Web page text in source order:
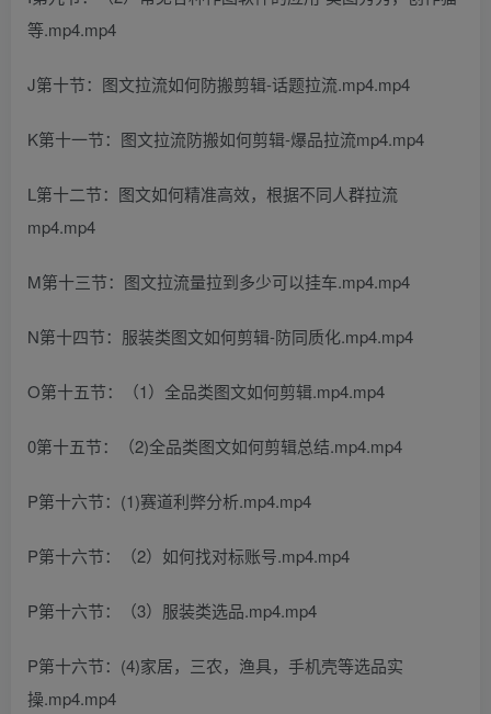
等.mp4.mp4
J第十节：图文拉流如何防搬剪辑-话题拉流.mp4.mp4
K第十一节：图文拉流防搬如何剪辑-爆品拉流mp4.mp4
L第十二节：图文如何精准高效，根据不同人群拉流
mp4.mp4
M第十三节：图文拉流量拉到多少可以挂车.mp4.mp4
N第十四节：服装类图文如何剪辑-防同质化.mp4.mp4
O第十五节：（1）全品类图文如何剪辑.mp4.mp4
0第十五节：（2)全品类图文如何剪辑总结.mp4.mp4
P第十六节：(1)赛道利弊分析.mp4.mp4
P第十六节：（2）如何找对标账号.mp4.mp4
P第十六节：（3）服装类选品.mp4.mp4
P第十六节：(4)家居，三农，渔具，手机壳等选品实
操.mp4.mp4